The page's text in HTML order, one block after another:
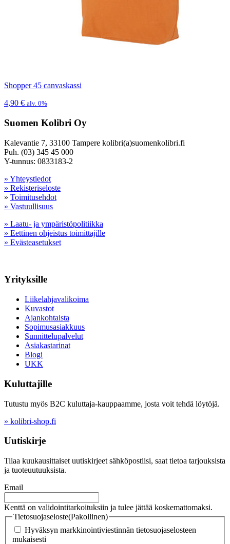
Shopper 45 canvaskassi
4,90 € alv. 0%
Suomen Kolibri Oy
Kalevantie 7, 33100 Tampere kolibri(a)suomenkolibri.fi
Puh. (03) 345 45 000
Y-tunnus: 0833183-2
» Yhteystiedot
» Rekisteriseloste
» Toimitusehdot
» Vastuullisuus
» Laatu- ja ympäristöpolitiikka
» Eettinen ohjeistus toimittajille
» Evästeasetukset
Yrityksille
Liikelahjavalikoima
Kuvastot
Ajankohtaista
Sopimusasiakkuus
Sunnittelupalvelut
Asiakastarinat
Blogi
UKK
Kuluttajille
Tutustu myös B2C kuluttaja-kauppaamme, josta voit tehdä löytöjä.
» kolibri-shop.fi
Uutiskirje
Tilaa kuukausittaiset uutiskirjeet sähköpostiisi, saat tietoa tarjouksista
ja tuoteuutuuksista.
Email
Kenttä on validointitarkoituksiin ja tulee jättää koskemattomaksi.
Tietosuojaseloste(Pakollinen)
Hyväksyn markkinointiviestinnän tietosuojaselosteen
mukaisesti